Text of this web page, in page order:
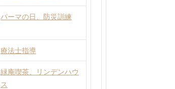
パーマの日、防災訓練
療法士指導
緑庵喫茶、リンデンハウ
ス